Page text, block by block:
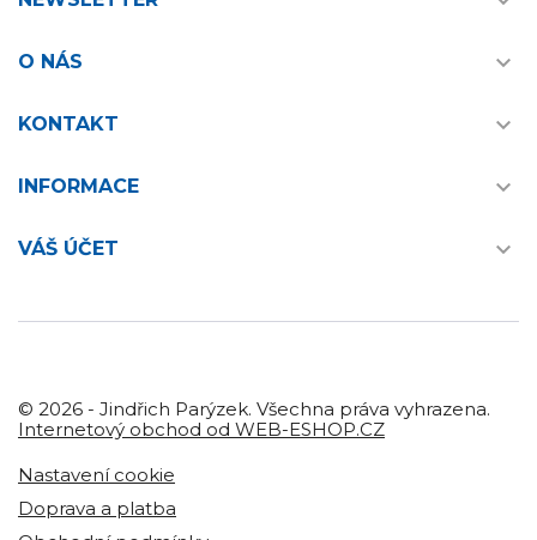
O NÁS 
KONTAKT 
INFORMACE 
VÁŠ ÚČET 
© 2026 - Jindřich Parýzek. Všechna práva vyhrazena.
Internetový obchod od WEB-ESHOP.CZ
Nastavení cookie
Doprava a platba